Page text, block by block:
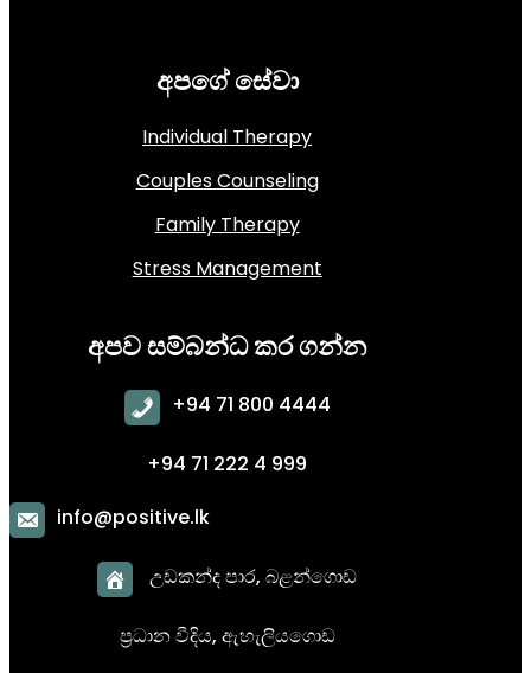
අපගේ සේවා
Individual Therapy
Couples Counseling
Family Therapy
Stress Management
අපව සම්බන්ධ කර ගන්න
+94 71 800 4444
+94 71 222 4 999
info@positive.lk
උඩකන්ද පාර, බළන්ගොඩ
ප්‍රධාන වීදිය, ඇහැලියගොඩ